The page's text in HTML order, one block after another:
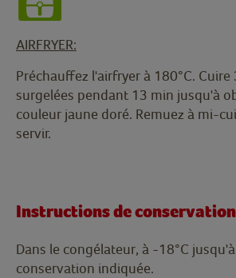
AIRFRYER:
Préchauffez l'airfryer à 180°C.
surgelées pendant 13 min jusqu'à
couleur jaune doré. Remuez à mi-
servir.
Instructions de conservation
Dans le congélateur, à -18°C
conservation indiquée.